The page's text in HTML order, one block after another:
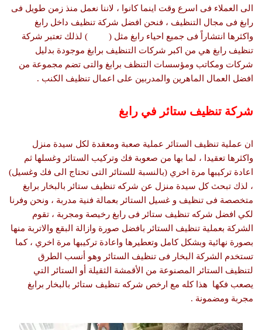
الى العملاء فى اسرع وقت اينما كانوا ، لاننا نعمل منذ زمن طويل فى
رابغ فى مجال التنظيف ، فنحن افضل شركة تنظيف داخل رابغ
واكثرها انتشاراً فى جميع احياء رابغ مثل ( ) لذلك تعتبر شركة
تنظيف رابغ هي من اكبر شركات التنظيف برابغ موجودة بدليل
شركات ومكاتب ومؤسسات التنظف برابغ والتى تضم مجموعة من
افضل العمال الماهرين والمدربين على اعمال تنظيف الكنب .
شركة تنظيف ستائر في رابغ
ان عملية تنظيف الستائر عملية صعبة ومعقدة لكل سيدة منزل
واكثرها تعقيدا ، لما بها من صعوبة فك وتركيب الستائر وغسلها ثم
اعادة تركيبها مرة اخري (بالنسبة للستائر التى تحتاج الى فك وغسيل)
، لذك تبحث كل سيدة منزل عن شركه تنظيف ستائر بالبخار برابغ
متخصصة فى تنظيف و غسيل الستائر بعمالة فنية مدربة ، ونحن وفرنا
لكي افضل شركه تنظيف ستائر فى رابغ رخيصة ومجربة ، تقوم
الشركة بعملية تنظيف الستائر بافضل صورة وازالة البقع والاتربة منها
بصورة نهائية وبشكل كامل وتعطيرها واعادة تركيبها مرة اخري ، كما
تستخدم الشركة البخار فى تنظيف الستائر وهو أنسب الطرق
لتنظيف الستائر المصنوعة من الأقمشة الثقيلة أو الستائر التي
يصعب فكها هذا كله مع ارخص شركه تنظيف ستائر بالبخار برابغ
مجربة ومضمونة .